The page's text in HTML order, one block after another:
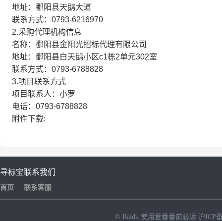
地址：鄱阳县天鹅大道
联系方式：0793-6216970
2.采购代理机构信息
名称：鄱阳县金阳光招标代理有限公司
地址：鄱阳县白天鹅小区c1栋2单元302室
联系方式：0793-6788828
3.项目联系方式
项目联系人：小罗
电话：0793-6788828
附件下载:
寻标宝
首页
联系我们
联系客服
© Baidu 使用爱番番前必读 沪ICP